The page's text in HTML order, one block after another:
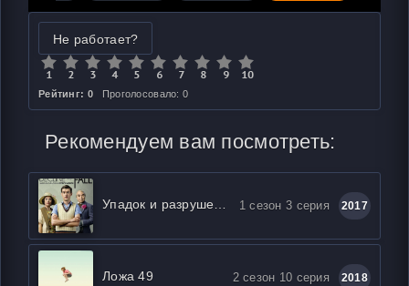
Не работает?
Рейтинг: 0 Проголосовало: 0
Рекомендуем вам посмотреть:
1 сезон 3 серия 2017
Ложа 49 2 сезон 10 серия 2018